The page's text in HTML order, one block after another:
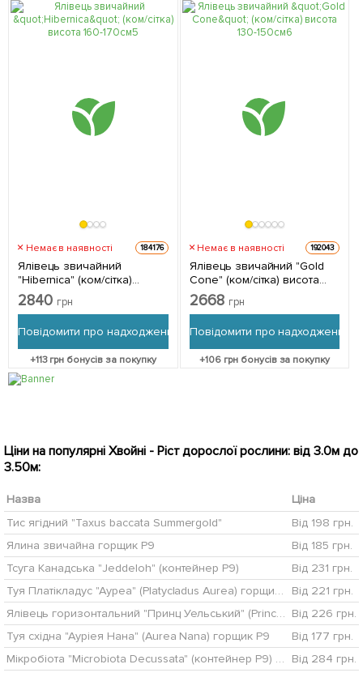
Немає в наявності 184176
Ялівець звичайний
"Hibernica" (ком/сітка)
висота 160-170см 1
саджанець в упаковці
2840 грн
Повідомити про надходження
+113грн бонусів за покупку
Немає в наявності 192043
Ялівець звичайний "Gold
Cone" (ком/сітка) висота
130-150см 1 саджанець в
упаковці
2668 грн
Повідомити про надходження
+106грн бонусів за покупку
Ціни на популярні Хвойні - Ріст дорослої рослини: від 3.0м до
3.50м:
Назва
Ціна
Тис ягідний "Taxus baccata Summergold"
Від 198 грн.
Ялина звичайна горщик P9
Від 185 грн.
Тсуга Канадська "Jeddeloh" (контейнер Р9)
Від 231 грн.
Туя Платікладус "Ауреа" (Platycladus Aurea) горщик P9 1 саджанець в упаковці
Від 221 грн.
Ялівець горизонтальний "Принц Уельський" (Prince of Wales) горщик P9 Від 226 грн.
Туя східна "Ауріея Нана" (Aurea Nana) горщик P9
Від 177 грн.
Мікробіота "Microbiota Decussata" (контейнер Р9) 1 саджанець в упаковці
Від 284 грн.